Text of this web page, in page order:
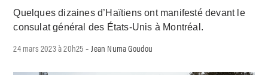
Quelques dizaines d’Haïtiens ont manifesté devant le
consulat général des États-Unis à Montréal.
24 mars 2023 à 20h25 - Jean Numa Goudou